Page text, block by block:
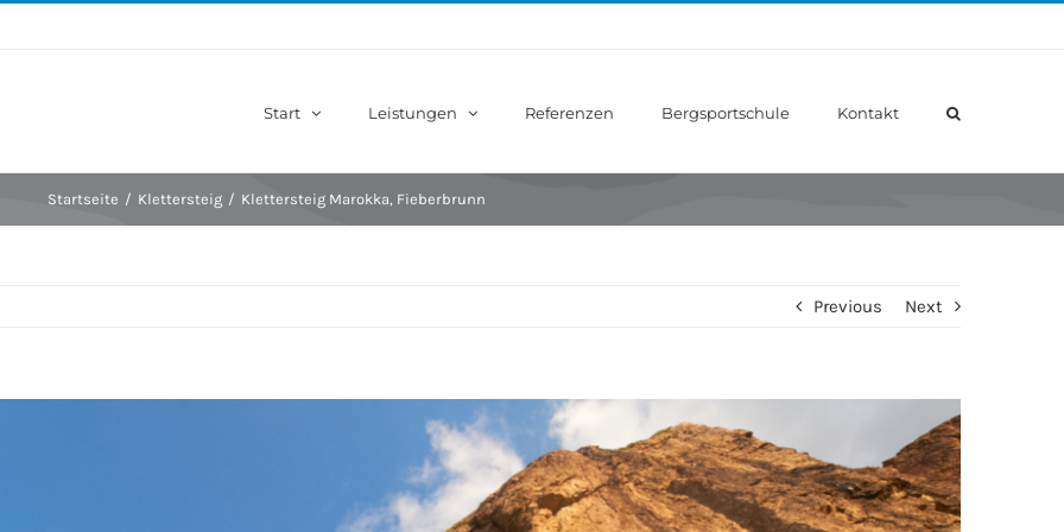
Start Leistungen Referenzen Bergsportschule Kontakt
Startseite / Klettersteig / Klettersteig Marokka, Fieberbrunn
Previous Next